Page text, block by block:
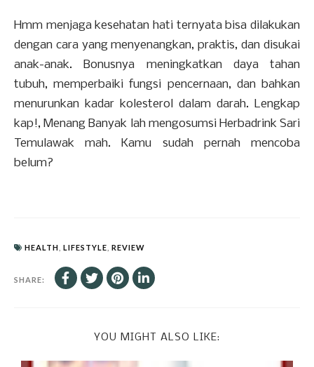
Hmm menjaga kesehatan hati ternyata bisa dilakukan
dengan cara yang menyenangkan, praktis, dan disukai
anak-anak. Bonusnya meningkatkan daya tahan
tubuh, memperbaiki fungsi pencernaan, dan bahkan
menurunkan kadar kolesterol dalam darah. Lengkap
kap!, Menang Banyak lah mengosumsi Herbadrink Sari
Temulawak mah. Kamu sudah pernah mencoba
belum?
HEALTH LIFESTYLE REVIEW
SHARE:
YOU MIGHT ALSO LIKE: